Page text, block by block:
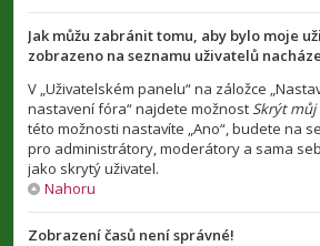
Jak můžu zabránit tomu, aby bylo moje
zobrazeno na seznamu uživatelů
V „Uživatelském panelu“ na záložce
nastavení fóra“ najdete možnostSkrýt můj
této možnosti nastavíte „Ano“, budete na
pro administrátory, moderátory a sama
jako skrytý uživatel.
Nahoru
Zobrazení časů není správné!